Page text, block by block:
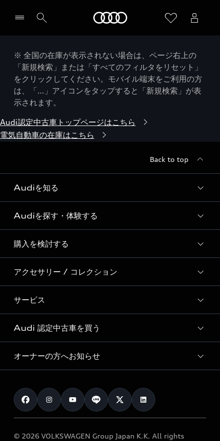
※ 全国の在庫が表示されない場合は、ページ右上の
「新規検索」または「すべてのフィルタをリセット」
をクリックしてください。モバイル端末をご利用の方
は、「…」アイコンをタップすると「新規検索」が表
示されます。
Audi認定中古車トップページはこちら
電気自動車の在庫はこちら
Back to top
Audiを知る
Audi ブランド
Story of Progress
Audi Sport
Formula 1®
デジタルサービス
Audiを探す・体験する
ディーラー検索
新車在庫検索
試乗車・展示車検索
見積り依頼
試乗予約
購入を検討する
モデル一覧
特別仕様モデル / 限定モデル
e-tronラインアップ
価格シミュレーション
車両比較
カタログ一覧
アクセサリー / コレクション
純正アクセサリー
オンラインショップ
Audi collection
アウディナビアプリ
サービス
サービス入庫予約
サービスプログラム
メンテナンス
車検 / 定期点検
e-tronアフターサポート
Audi 認定中古車を買う
Audi認定中古車
クオリティ
保証
メンテナンス
オーナーの方へお知らせ
お知らせ
オーナー様向けキャンペーン
© 2026 VOLKSWAGEN Group Japan K.K. All rights